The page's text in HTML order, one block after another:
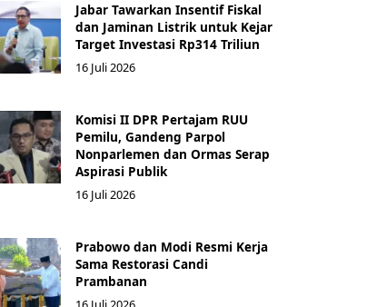
Jabar Tawarkan Insentif Fiskal
dan Jaminan Listrik untuk Kejar
Target Investasi Rp314 Triliun
16 Juli 2026
Komisi II DPR Pertajam RUU
Pemilu, Gandeng Parpol
Nonparlemen dan Ormas Serap
Aspirasi Publik
16 Juli 2026
Prabowo dan Modi Resmi Kerja
Sama Restorasi Candi
Prambanan